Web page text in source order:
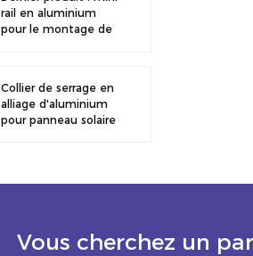
rail en aluminium
pour le montage de
Collier de serrage en
alliage d'aluminium
pour panneau solaire
Vous cherchez un